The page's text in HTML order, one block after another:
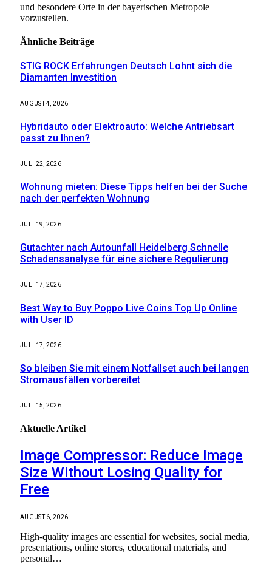
und besondere Orte in der bayerischen Metropole
vorzustellen.
Ähnliche Beiträge
STIG ROCK Erfahrungen Deutsch Lohnt sich die
Diamanten Investition
AUGUST 4, 2026
Hybridauto oder Elektroauto: Welche Antriebsart
passt zu Ihnen?
JULI 22, 2026
Wohnung mieten: Diese Tipps helfen bei der Suche
nach der perfekten Wohnung
JULI 19, 2026
Gutachter nach Autounfall Heidelberg Schnelle
Schadensanalyse für eine sichere Regulierung
JULI 17, 2026
Best Way to Buy Poppo Live Coins Top Up Online
with User ID
JULI 17, 2026
So bleiben Sie mit einem Notfallset auch bei langen
Stromausfällen vorbereitet
JULI 15, 2026
Aktuelle Artikel
Image Compressor: Reduce Image
Size Without Losing Quality for
Free
AUGUST 6, 2026
High-quality images are essential for websites, social media,
presentations, online stores, educational materials, and
personal…